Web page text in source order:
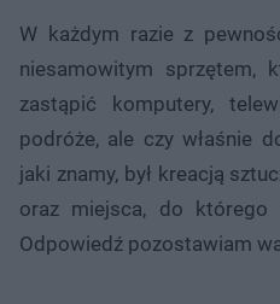
W każdym razie z
niesamowitym sprzętem,
zastąpić komputery,
podróże, ale czy właśnie
jaki znamy, był kreacją
oraz miejsca, do
Odpowiedź pozostawiam